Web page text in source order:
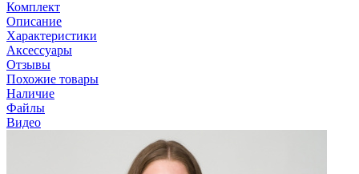
Комплект
Описание
Характеристики
Аксессуары
Отзывы
Похожие товары
Наличие
Файлы
Видео